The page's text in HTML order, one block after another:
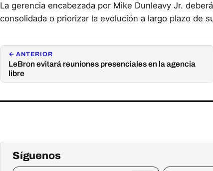
La gerencia encabezada por Mike Dunleavy Jr.
consolidada o priorizar la evolución a largo plazo de
← ANTERIOR
LeBron evitará reuniones presenciales en la agencia
libre
Síguenos